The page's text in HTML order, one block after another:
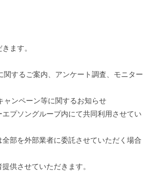
ます。
するご案内、アンケート調査、モニター
ャンペーン等に関するお知らせ
プソングループ内にて共同利用させてい
部を外部業者に委託させていただく場合
供させていただきます。